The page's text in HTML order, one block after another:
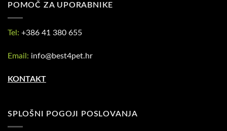
POMOČ ZA UPORABNIKE
Tel: +386 41 380 655
Email: info@best4pet.hr
KONTAKT
SPLOŠNI POGOJI POSLOVANJA